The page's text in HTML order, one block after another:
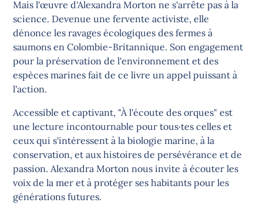
Mais l'œuvre d'Alexandra Morton ne s'arrête pas à la
science. Devenue une fervente activiste, elle
dénonce les ravages écologiques des fermes à
saumons en Colombie-Britannique. Son engagement
pour la préservation de l'environnement et des
espèces marines fait de ce livre un appel puissant à
l'action.
Accessible et captivant, "À l'écoute des orques" est
une lecture incontournable pour tous·tes celles et
ceux qui s'intéressent à la biologie marine, à la
conservation, et aux histoires de persévérance et de
passion. Alexandra Morton nous invite à écouter les
voix de la mer et à protéger ses habitants pour les
générations futures.